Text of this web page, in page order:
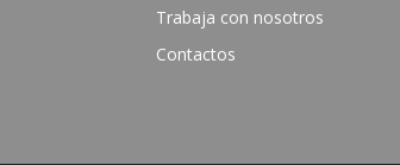
Trabaja con nosotros
Contactos